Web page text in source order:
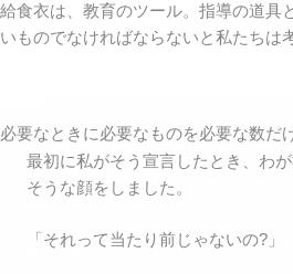
給食衣は、教育のツール。指導の道具
いものでなければならないと私たちは
必要なときに必要なものを必要な数だ
最初に私がそう宣言したとき、わ
そうな顔をしました。
「それって当たり前じゃないの?」